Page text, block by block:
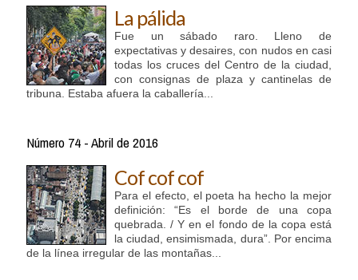
La pálida
Fue un sábado raro. Lleno de
expectativas y desaires, con nudos en casi
todas los cruces del Centro de la ciudad,
con consignas de plaza y cantinelas de
tribuna. Estaba afuera la caballería...
Número 74 - Abril de 2016
Cof cof cof
Para el efecto, el poeta ha hecho la mejor
definición: “Es el borde de una copa
quebrada. / Y en el fondo de la copa está
la ciudad, ensimismada, dura”. Por encima
de la línea irregular de las montañas...